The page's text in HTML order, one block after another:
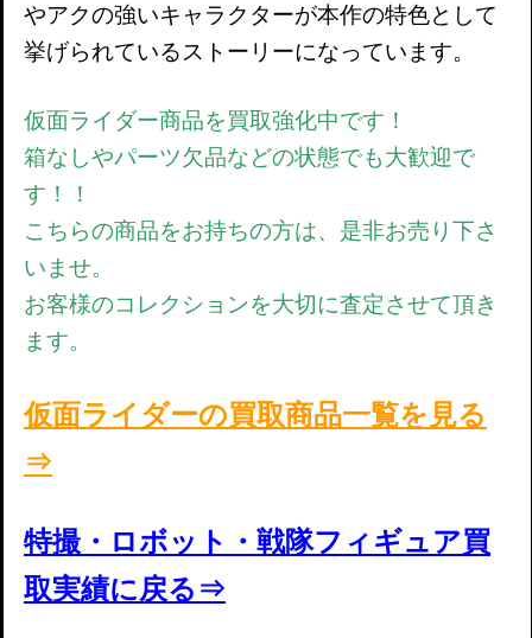
やアクの強いキャラクターが本作の特色として
挙げられているストーリーになっています。
仮面ライダー商品を買取強化中です！
箱なしやパーツ欠品などの状態でも大歓迎で
す！！
こちらの商品をお持ちの方は、是非お売り下さ
いませ。
お客様のコレクションを大切に査定させて頂き
ます。
仮面ライダーの買取商品一覧を見る
⇒
特撮・ロボット・戦隊フィギュア買
取実績に戻る⇒